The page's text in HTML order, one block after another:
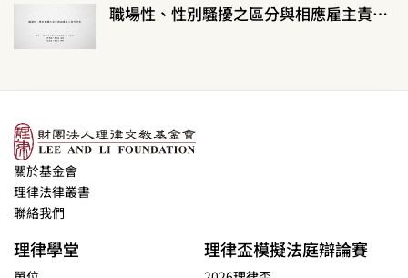
職場性、性別騷擾之區分與相應雇主責任研究
關於基金會
理律法律叢書
聯絡我們
理律學堂 理律盃模擬法庭辯論賽